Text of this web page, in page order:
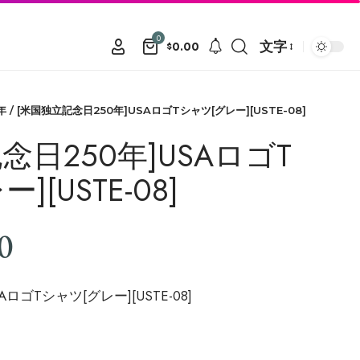
0
$0.00 文字
/ [米国独立記念日250年]USAロゴTシャツ[グレー][USTE-08]
日250年]USAロゴT
][USTE-08]
ゴTシャツ[グレー][USTE-08]